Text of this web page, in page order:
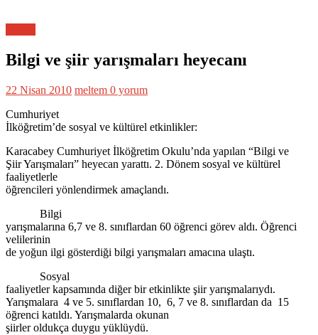
Bilgi ve şiir yarışmaları heyecanı
22 Nisan 2010 meltem 0 yorum
Cumhuriyet
İlköğretim’de sosyal ve kültürel etkinlikler:
Karacabey Cumhuriyet İlköğretim Okulu’nda yapılan “Bilgi ve
Şiir Yarışmaları” heyecan yarattı. 2. Dönem sosyal ve kültürel
faaliyetlerle
öğrencileri yönlendirmek amaçlandı.
Bilgi
yarışmalarına 6,7 ve 8. sınıflardan 60 öğrenci görev aldı. Öğrenci
velilerinin
de yoğun ilgi gösterdiği bilgi yarışmaları amacına ulaştı.
Sosyal
faaliyetler kapsamında diğer bir etkinlikte şiir yarışmalarıydı.
Yarışmalara 4 ve 5. sınıflardan 10, 6, 7 ve 8. sınıflardan da 15
öğrenci katıldı. Yarışmalarda okunan
şiirler oldukça duygu yüklüydü.